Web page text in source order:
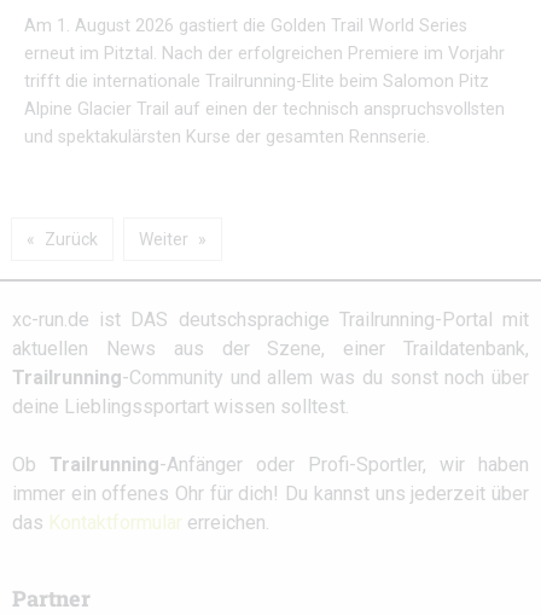
Am 1. August 2026 gastiert die Golden Trail World Series
erneut im Pitztal. Nach der erfolgreichen Premiere im Vorjahr
trifft die internationale Trailrunning-Elite beim Salomon Pitz
Alpine Glacier Trail auf einen der technisch anspruchsvollsten
und spektakulärsten Kurse der gesamten Rennserie.
Zurück Weiter
xc-run.de ist DAS deutschsprachige Trailrunning-Portal mit
aktuellen News aus der Szene, einer Traildatenbank,
Trailrunning-Community und allem was du sonst noch über
deine Lieblingssportart wissen solltest.
Ob Trailrunning-Anfänger oder Profi-Sportler, wir haben
immer ein offenes Ohr für dich! Du kannst uns jederzeit über
das Kontaktformular erreichen.
Partner